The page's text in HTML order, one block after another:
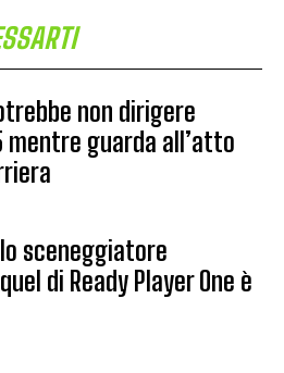
non dirigere
mentre guarda all’atto
sceneggiatore
di Ready Player One è